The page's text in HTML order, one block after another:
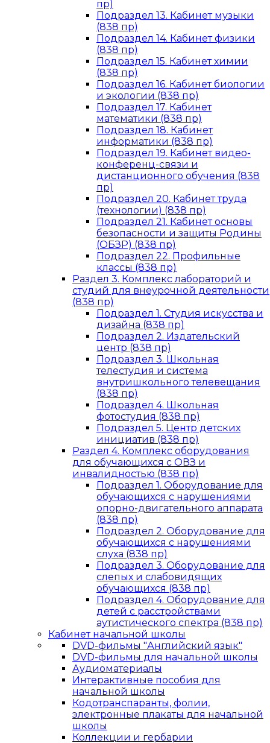
пр)
Подраздел 13. Кабинет музыки
(838 пр)
Подраздел 14. Кабинет физики
(838 пр)
Подраздел 15. Кабинет химии
(838 пр)
Подраздел 16. Кабинет биологии
и экологии (838 пр)
Подраздел 17. Кабинет
математики (838 пр)
Подраздел 18. Кабинет
информатики (838 пр)
Подраздел 19. Кабинет видео-
конференц-связи и
дистанционного обучения (838
пр)
Подраздел 20. Кабинет труда
(технологии) (838 пр)
Подраздел 21. Кабинет основы
безопасности и защиты Родины
(ОБЗР) (838 пр)
Подраздел 22. Профильные
классы (838 пр)
Раздел 3. Комплекс лабораторий и
студий для внеурочной деятельности
(838 пр)
Подраздел 1. Студия искусства и
дизайна (838 пр)
Подраздел 2. Издательский
центр (838 пр)
Подраздел 3. Школьная
телестудия и система
внутришкольного телевещания
(838 пр)
Подраздел 4. Школьная
фотостудия (838 пр)
Подраздел 5. Центр детских
инициатив (838 пр)
Раздел 4. Комплекс оборудования
для обучающихся с ОВЗ и
инвалидностью (838 пр)
Подраздел 1. Оборудование для
обучающихся с нарушениями
опорно-двигательного аппарата
(838 пр)
Подраздел 2. Оборудование для
обучающихся с нарушениями
слуха (838 пр)
Подраздел 3. Оборудование для
слепых и слабовидящих
обучающихся (838 пр)
Подраздел 4. Оборудование для
детей с расстройствами
аутистического спектра (838 пр)
Кабинет начальной школы
DVD-фильмы "Английский язык"
DVD-фильмы для начальной школы
Аудиоматериалы
Интерактивные пособия для
начальной школы
Кодотранспаранты, фолии,
электронные плакаты для начальной
школы
Коллекции и гербарии